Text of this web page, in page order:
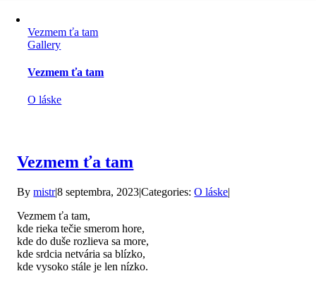
Vezmem ťa tam
Gallery
Vezmem ťa tam
O láske
Vezmem ťa tam
Bymistr|8 septembra, 2023|Categories:O láske|
Vezmem ťa tam,
kde rieka tečie smerom hore,
kde do duše rozlieva sa more,
kde srdcia netvária sa blízko,
kde vysoko stále je len nízko.